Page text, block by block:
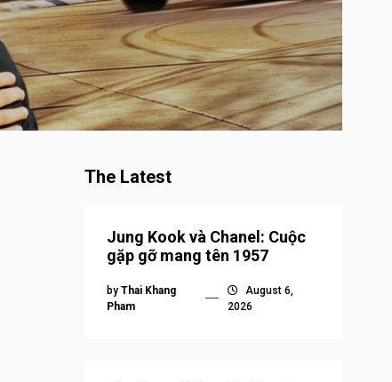
The Latest
Jung Kook và Chanel: Cuộc
gặp gỡ mang tên 1957
by Thai Khang
Pham
August 6,
2026